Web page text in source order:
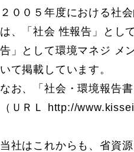
００５年度における社
、「社会 性報告」とし
」として環境マネジ メ
て掲載しています。
お、「社会・環境報告書
ＵＲＬ
http://
社はこれからも、省資源